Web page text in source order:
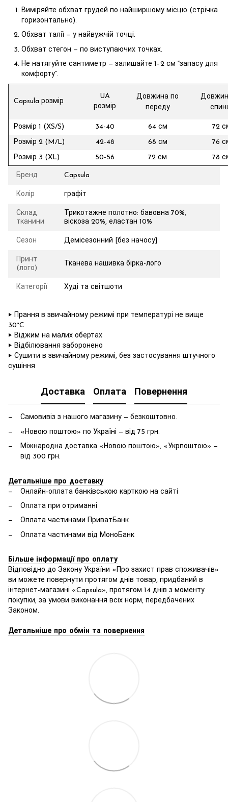
Виміряйте обхват грудей по найширшому місцю (стрічка
горизонтально).
Обхват талії — у найвужчій точці.
Обхват стегон — по виступаючих точках.
Не натягуйте сантиметр — залишайте 1–2 см “запасу для
комфорту”.
Capsula розмір
UA
розмір
Довжина по
переду
Розмір 1 (XS/S) 34-40 64 см
72
Розмір 2 (M/L)
42-48 68 см
76
Розмір 3 (XL)
50-56 72 см 78
Бренд Capsula
Колір графіт
Склад
тканини
Трикотажне полотно: бавовна 70%,
віскоза 20%, еластан 10%
Сезон Демісезонний [без начосу]
Принт
(лого)
Тканева нашивка бірка-лого
Категорії Худі та світшоти
‣ Прання в звичайному режимі при температурі не вище
30°C
‣ Віджим на малих обертах
‣ Відбілювання заборонено
‣ Сушити в звичайному режимі, без застосування штучного
сушіння
Доставка Оплата Повернення
Самовивіз з нашого магазину — безкоштовно.
«Новою поштою» по Україні — від 75 грн.
Міжнародна доставка «Новою поштою», «Укрпоштою» —
від 300 грн.
Детальніше про доставку
Онлайн-оплата банківською карткою на сайті
Оплата при отриманні
Оплата частинами ПриватБанк
Оплата частинами від МоноБанк
Більше інформації про оплату
Відповідно до Закону України «Про захист прав споживачів»
ви можете повернути протягом днів товар, придбаний в
інтернет-магазині «Capsula», протягом 14 днів з моменту
покупки, за умови виконання всіх норм, передбачених
Законом.
Детальніше про обмін та повернення